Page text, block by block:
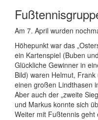
Am 7. April wurden
Höhepunkt war das
ein Kartenspiel (Buben
Glückliche Gewinner in
Bild) waren Helmut,
einen großen Lindthasen
Aber auch der „zweite
und Markus konnte sich
Weiter mit Fußtennis geht